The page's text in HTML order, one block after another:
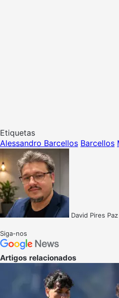
Etiquetas
Alessandro Barcellos Barcellos
David Pires Paz
Siga-nos
Artigos relacionados